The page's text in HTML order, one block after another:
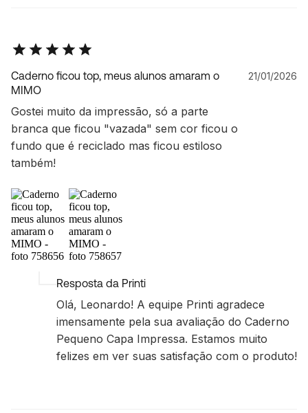
Caderno ficou top, meus alunos amaram o
MIMO
Gostei muito da impressão, só a parte
branca que ficou "vazada" sem cor ficou o
fundo que é reciclado mas ficou estiloso
também!
21/01/2026
Resposta da Printi
Olá, Leonardo! A equipe Printi agradece
imensamente pela sua avaliação do Caderno
Pequeno Capa Impressa. Estamos muito
felizes em ver suas satisfação com o produto!